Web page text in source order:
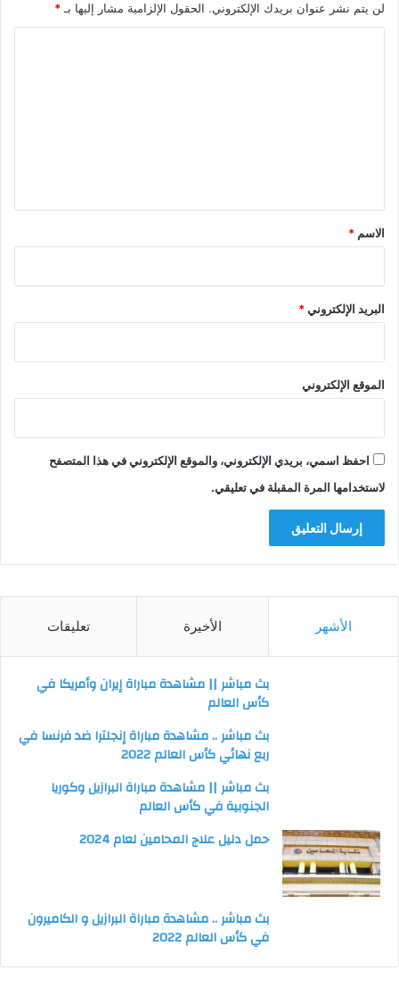
لن يتم نشر عنوان بريدك الإلكتروني. الحقول الإلزامية مشار إليها بـ*
*
الاسم *
البريد الإلكتروني*
الموقع الإلكتروني
احفظ اسمي، بريدي الإلكتروني، والموقع الإلكتروني في هذا المتصفح
لاستخدامها المرة المقبلة في تعليقي.
الأشهر الأخيرة تعليقات
بث مباشر || مشاهدة مباراة إيران وأمريكا في
كأس العالم
بث مباشر .. مشاهدة مباراة إنجلترا ضد فرنسا في
ربع نهائي كأس العالم 2022
بث مباشر || مشاهدة مباراة البرازيل وكوريا
الجنوبية في كأس العالم
حمل دليل علاج المحامين لعام 2024
بث مباشر .. مشاهدة مباراة البرازيل و الكاميرون
في كأس العالم 2022